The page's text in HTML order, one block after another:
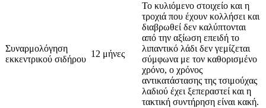
Συναρμολόγηση
εκκεντρικού σιδήρου
12 μήνες
Το κυλιόμενο στοιχείο και η
τροχιά που έχουν κολλήσει και
διαβρωθεί δεν καλύπτονται
από την αξίωση επειδή το
λιπαντικό λάδι δεν γεμίζεται
σύμφωνα με τον καθορισμένο
χρόνο, ο χρόνος
αντικατάστασης της τσιμούχας
λαδιού έχει ξεπεραστεί και η
τακτική συντήρηση είναι κακή.